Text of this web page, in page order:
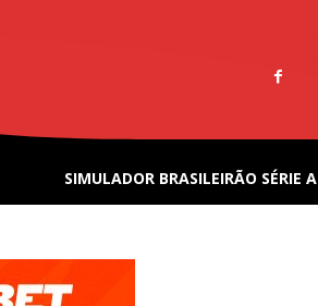
SIMULADOR BRASILEIRÃO SÉRIE A